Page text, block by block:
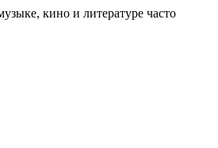
кино и литературе часто